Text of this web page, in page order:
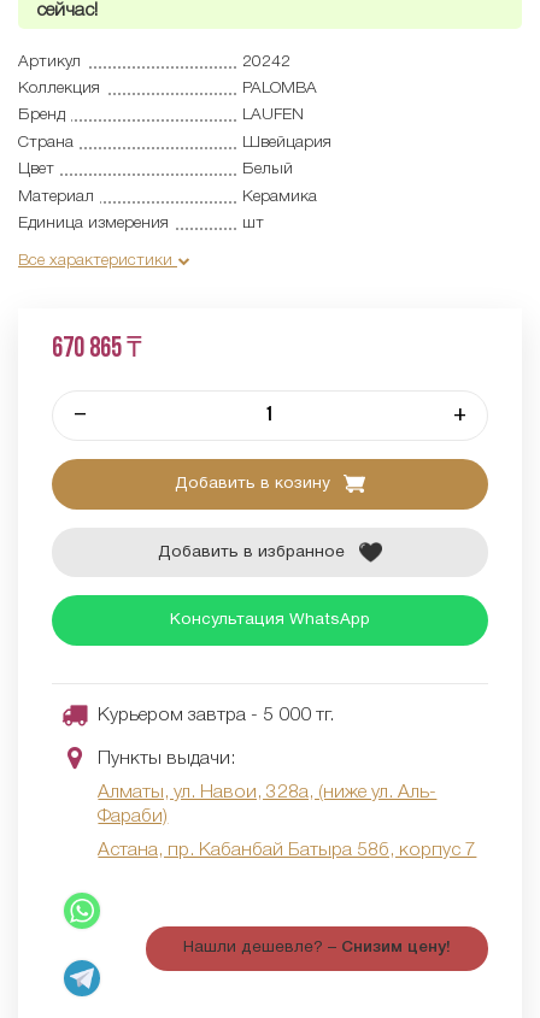
сейчас!
Артикул
20242
Коллекция
PALOMBA
Бренд
LAUFEN
Страна
Швейцария
Цвет
Белый
Материал
Керамика
Единица измерения
шт
Все характеристики
670 865 ₸
– +
Добавить в козину
Добавить в избранное
Консультация WhatsApp
Курьером завтра - 5 000 тг.
Пункты выдачи:
Алматы, ул. Навои, 328а, (ниже ул. Аль-
Фараби)
Астана, пр. Кабанбай Батыра 58б, корпус 7
Нашли дешевле? – Снизим цену!